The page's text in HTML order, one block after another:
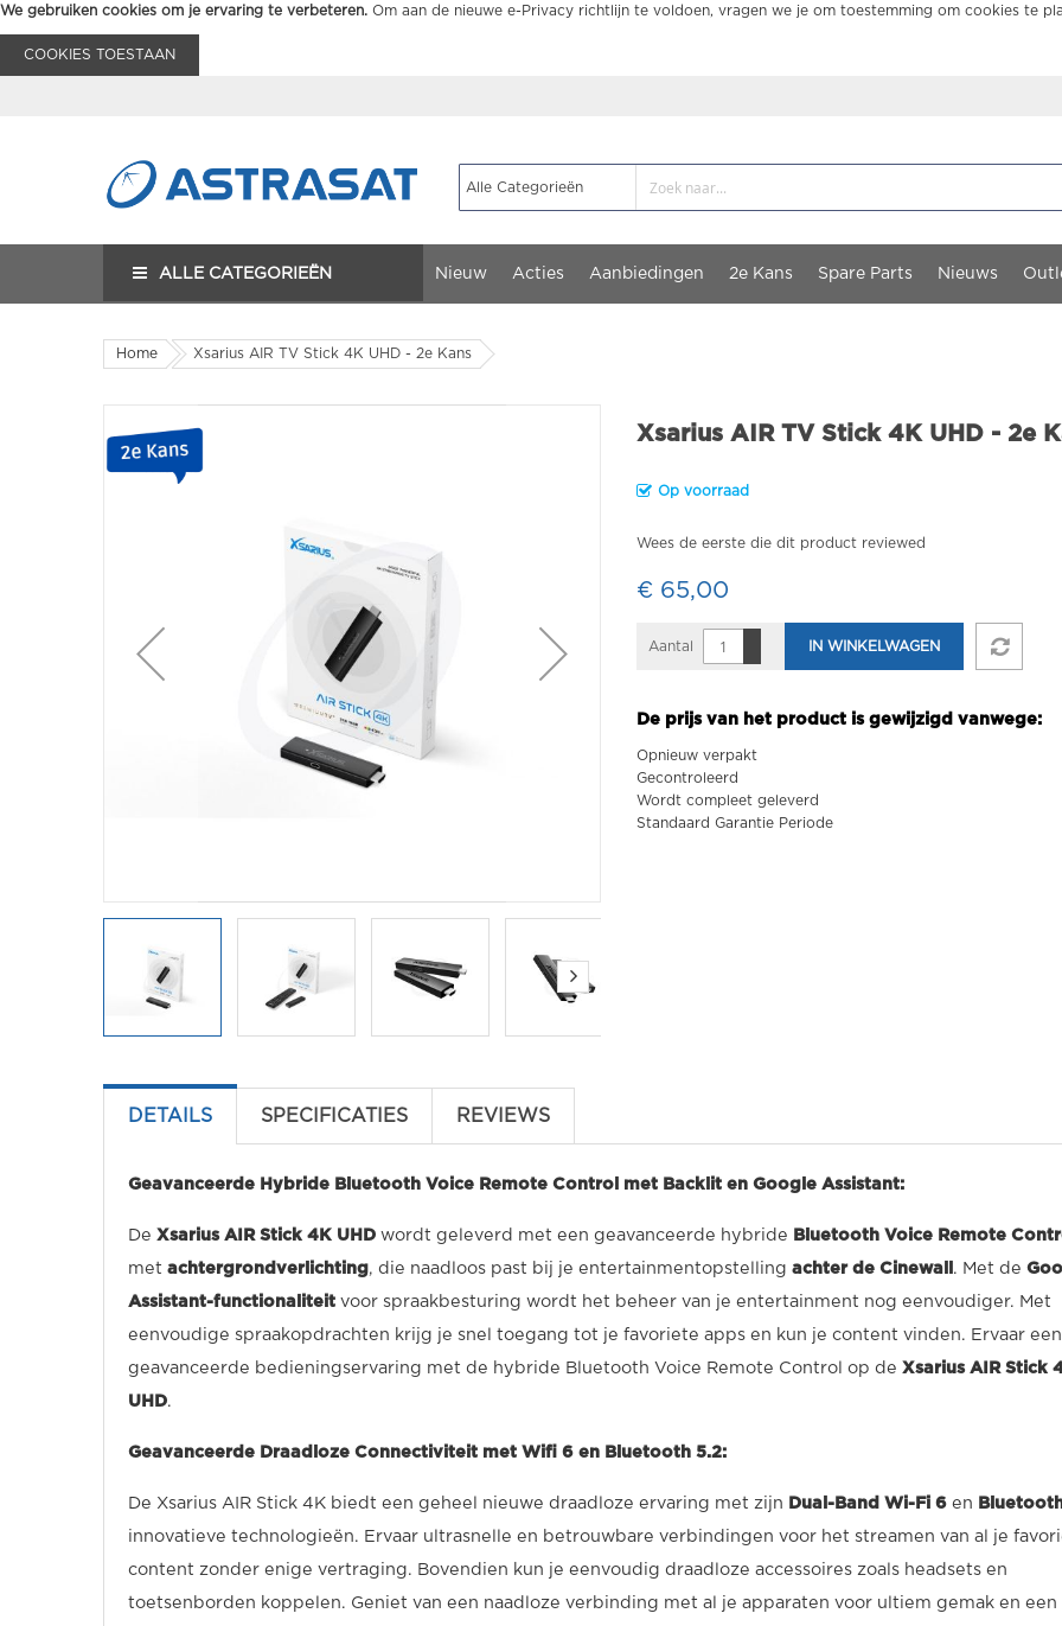
We gebruiken cookies om je ervaring te verbeteren. Om aan de nieuwe e-Privacy richtlijn te voldoen, vragen we je om toestemming om cookies te
COOKIES TOESTAAN
ALLE CATEGORIEËN Nieuw Acties Aanbiedingen 2e Kans Spare Parts Nieuws
Home Xsarius AIR TV Stick 4K UHD - 2e Kans
Xsarius AIR TV Stick 4K UHD - 2e
Op voorraad
Wees de eerste die dit product reviewed
€ 65,00
Aantal IN WINKELWAGEN
De prijs van het product is gewijzigd vanwege:
Opnieuw verpakt
Gecontroleerd
Wordt compleet geleverd
Standaard Garantie Periode
DETAILS SPECIFICATIES REVIEWS
Geavanceerde Hybride Bluetooth Voice Remote Control met Backlit en Google Assistant:
De Xsarius AIR Stick 4K UHD wordt geleverd met een geavanceerde hybride Bluetooth Voice Remote
met achtergrondverlichting, die naadloos past bij je entertainmentopstelling achter de Cinewall . Met de
Assistant-functionaliteit voor spraakbesturing wordt het beheer van je entertainment nog eenvoudiger. Met
eenvoudige spraakopdrachten krijg je snel toegang tot je favoriete apps en kun je content vinden. Ervaar een
geavanceerde bedieningservaring met de hybride Bluetooth Voice Remote Control op de Xsarius AIR Stick
UHD.
Geavanceerde Draadloze Connectiviteit met Wifi 6 en Bluetooth 5.2:
De Xsarius AIR Stick 4K biedt een geheel nieuwe draadloze ervaring met zijn Dual-Band Wi-Fi 6 en
innovatieve technologieën. Ervaar ultrasnelle en betrouwbare verbindingen voor het streamen van al je
content zonder enige vertraging. Bovendien kun je eenvoudig draadloze accessoires zoals headsets en
toetsenborden koppelen. Geniet van een naadloze verbinding met al je apparaten voor ultiem gemak en een